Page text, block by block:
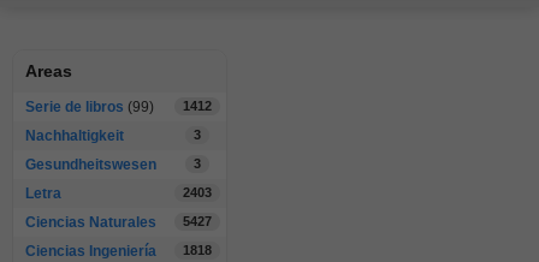
Areas
Serie de libros (99) 1412
Nachhaltigkeit 3
Gesundheitswesen 3
Letra 2403
Ciencias Naturales 5427
Ciencias Ingeniería 1818